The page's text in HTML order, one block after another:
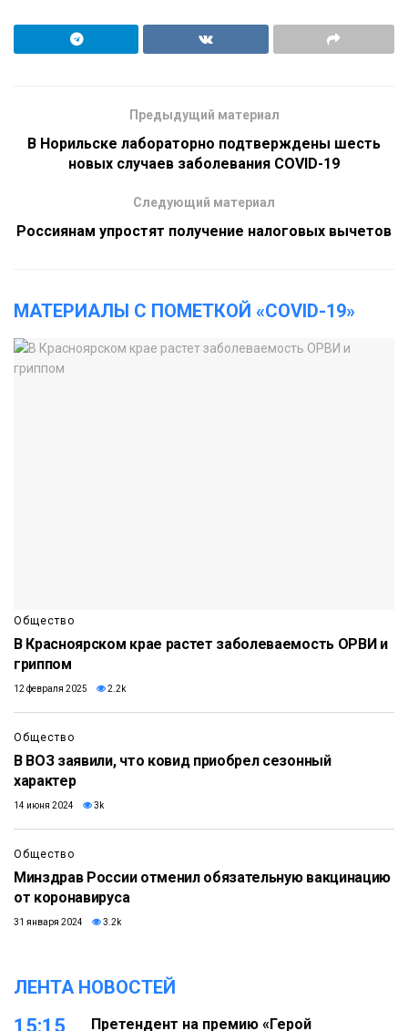
Предыдущий материал
В Норильске лабораторно подтверждены шесть
новых случаев заболевания COVID-19
Следующий материал
Россиянам упростят получение налоговых вычетов
МАТЕРИАЛЫ С ПОМЕТКОЙ «COVID-19»
Общество
В Красноярском крае растет заболеваемость ОРВИ и
гриппом
12 февраля 2025 2.2k
Общество
В ВОЗ заявили, что ковид приобрел сезонный
характер
14 июня 2024 3k
Общество
Минздрав России отменил обязательную вакцинацию
от коронавируса
31 января 2024 3.2k
ЛЕНТА НОВОСТЕЙ
15:15 Претендент на премию «Герой